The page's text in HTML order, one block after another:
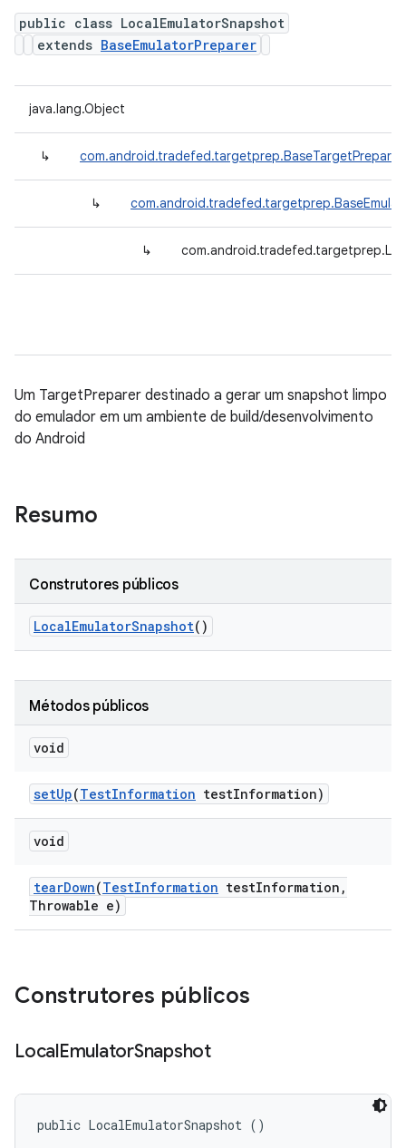
public class LocalEmulatorSnapshot
extends BaseEmulatorPreparer
java.lang.Object
↳ com.android.tradefed.targetprep.BaseTargetPreparer
↳
↳
Um TargetPreparer destinado a gerar um snapshot limpo
do emulador em um ambiente de build/desenvolvimento
do Android
Resumo
Construtores públicos
LocalEmulatorSnapshot()
Métodos públicos
void
setUp(TestInformation testInformation)
void
tearDown(TestInformation testInformation ,
Throwable e)
Construtores públicos
LocalEmulatorSnapshot
public LocalEmulatorSnapshot ()